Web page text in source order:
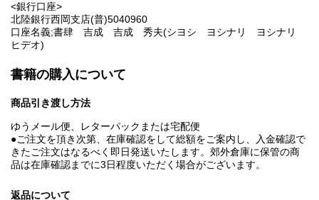
<銀行口座>
北陸銀行西岡支店(普)5040960
口座名義;書肆 吉成 吉成 秀夫(シヨシ ヨシナリ ヨシナリ
ヒデオ)
書籍の購入について
商品引き渡し方法
ゆうメール便、レターパックまたは宅配便
●ご注文を頂き次第、在庫確認をして総額をご案内し、入金確認で
きたご注文はなるべく即日発送いたします。郊外倉庫に保管の商
品は在庫確認までに3日程度いただく場合がございます。
返品について